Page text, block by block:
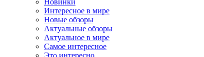
Интересное в мире
Новые обзоры
Актуальные обзоры
Актуальное в мире
Самое интересное
Это интересно